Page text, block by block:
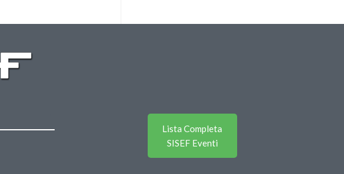
Lista Completa
SISEF Eventi